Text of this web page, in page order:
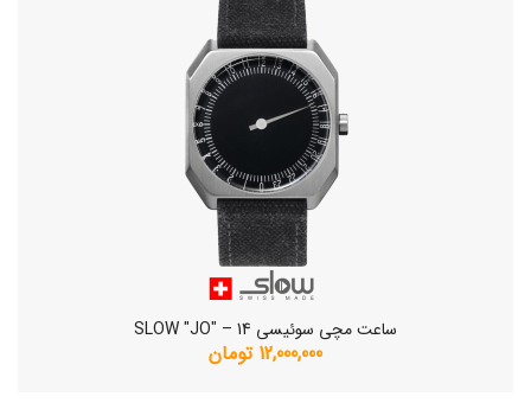
ساعت مچی سوئیسی SLOW "JO" – 14
12,000,000 تومان